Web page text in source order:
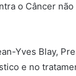
o Câncer não
Yves Blay,
e no